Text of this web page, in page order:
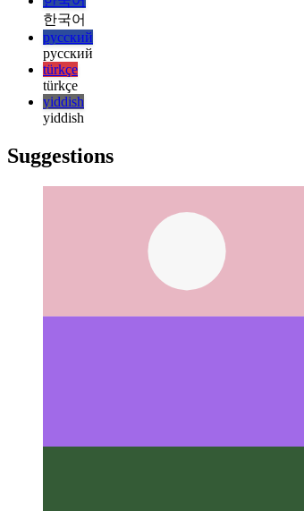
日本語
한국어
한국어
русский
русский
türkçe
türkçe
yiddish
yiddish
Suggestions